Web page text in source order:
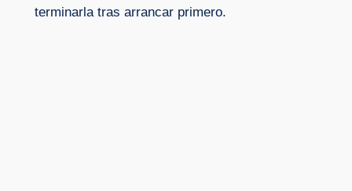
terminarla tras arrancar primero.